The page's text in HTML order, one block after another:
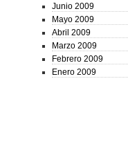
Junio 2009
Mayo 2009
Abril 2009
Marzo 2009
Febrero 2009
Enero 2009